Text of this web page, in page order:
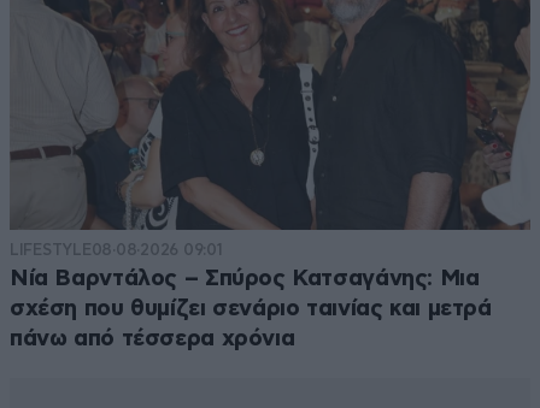
LIFESTYLE08·08·2026 09:01
Νία Βαρντάλος – Σπύρος Κατσαγάνης: Μια
σχέση που θυμίζει σενάριο ταινίας και μετρά
πάνω από τέσσερα χρόνια